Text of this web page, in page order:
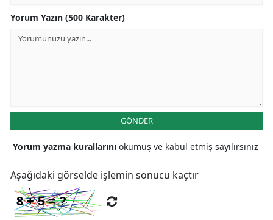
Yorum Yazın (500 Karakter)
GÖNDER
Yorum yazma kurallarını okumuş ve kabul etmiş sayılırsınız
Aşağıdaki görselde işlemin sonucu kaçtır